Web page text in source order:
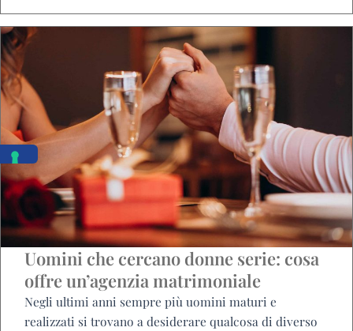
Uomini che cercano donne serie: cosa
offre un’agenzia matrimoniale
Negli ultimi anni sempre più uomini maturi e
realizzati si trovano a desiderare qualcosa di diverso